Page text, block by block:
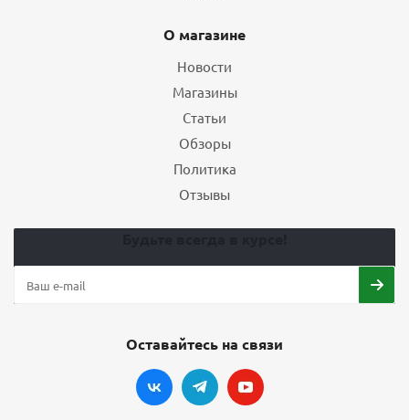
О магазине
Новости
Магазины
Статьи
Обзоры
Политика
Отзывы
Оставайтесь на связи